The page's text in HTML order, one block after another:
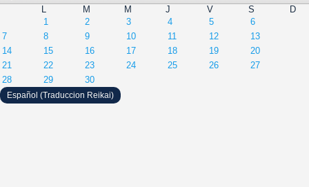
L
M M J V S
D
1
2 3 4 5
6
7
8 9 10 11 12
13
14
15 16 17 18 19
20
21
22 23 24 25 26
27
28
29 30
Español (Traduccion Reikai)